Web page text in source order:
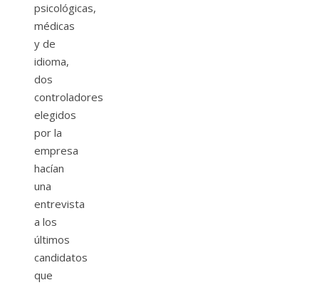
psicológicas,
médicas
y de
idioma,
dos
controladores
elegidos
por la
empresa
hacían
una
entrevista
a los
últimos
candidatos
que